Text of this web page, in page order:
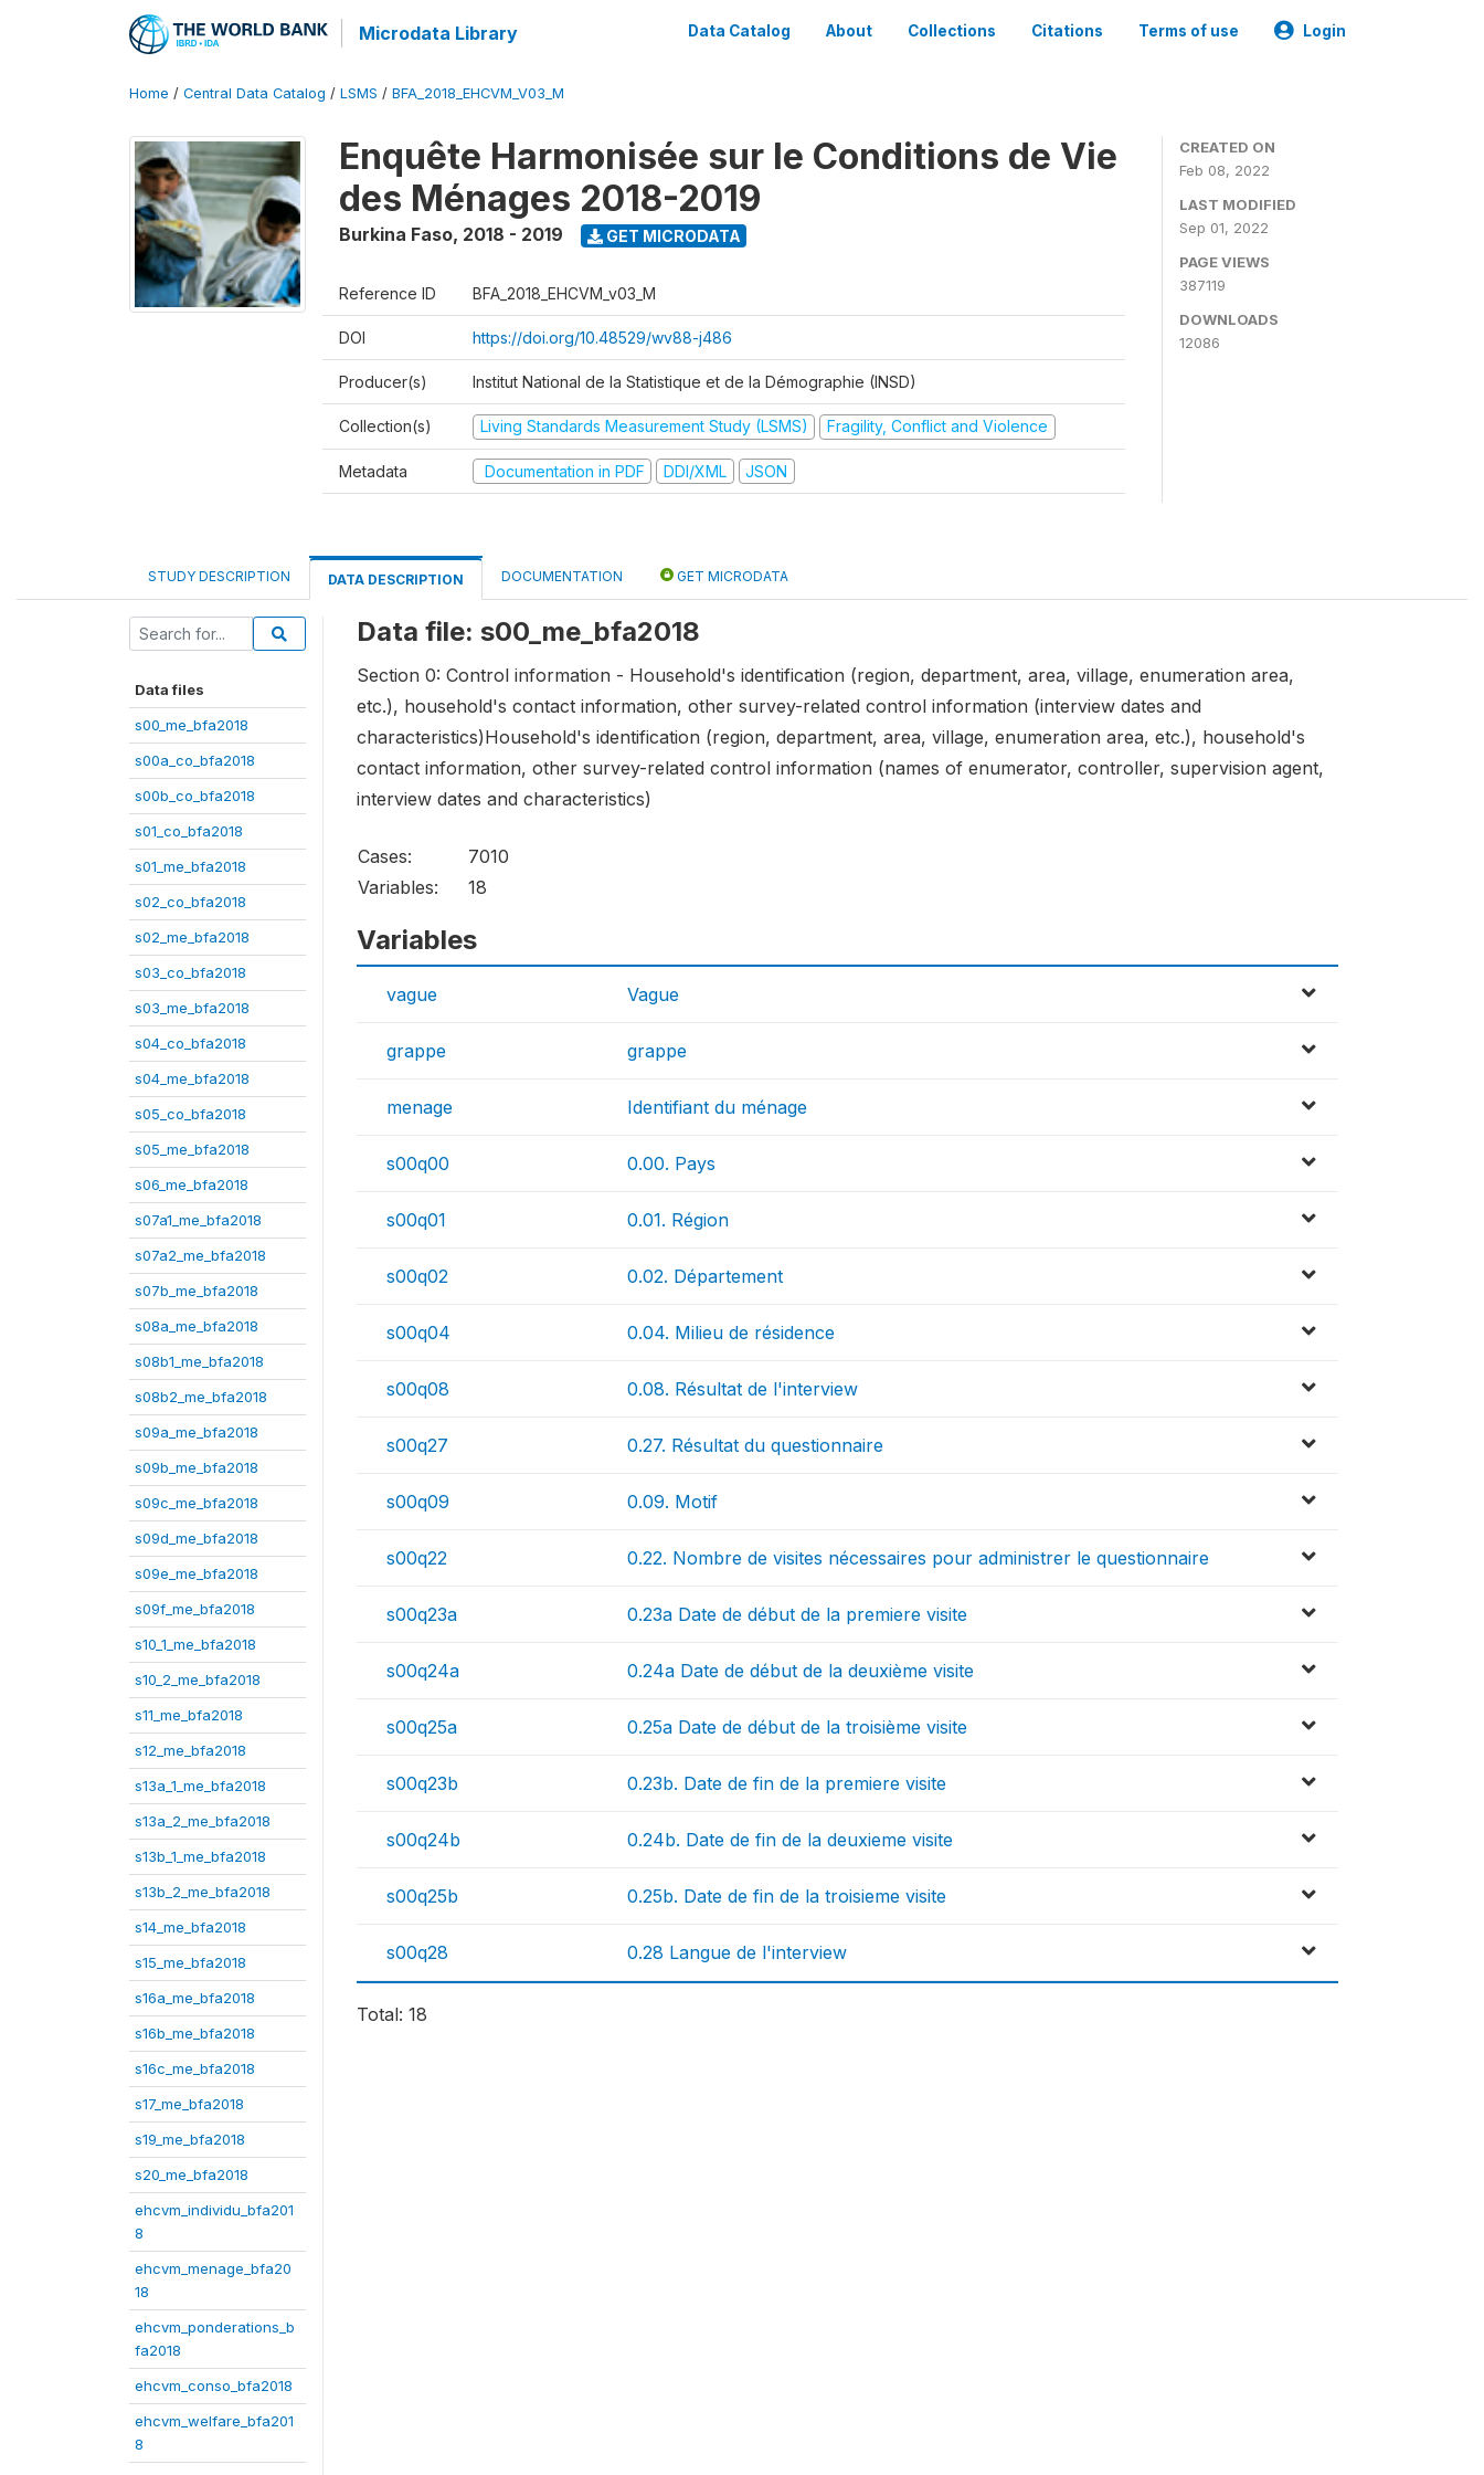
Microdata Library Data Catalog About Collections Citations Terms of use Login
Home / Central Data Catalog / LSMS / BFA_2018_EHCVM_V03_M
Enquête Harmonisée sur le Conditions de Vie
des Ménages 2018-2019
Burkina Faso, 2018 - 2019 GET MICRODATA
Reference ID BFA_2018_EHCVM_v03_M
DOI https://doi.org/10.48529/wv88-j486
Producer(s) Institut National de la Statistique et de la Démographie (INSD)
Collection(s) Living Standards Measurement Study (LSMS) Fragility, Conflict and Violence
Metadata Documentation in PDF DDI/XML JSON
CREATED ON
Feb 08, 2022
LAST MODIFIED
Sep 01, 2022
PAGE VIEWS
387119
DOWNLOADS
12086
STUDY DESCRIPTION DATA DESCRIPTION DOCUMENTATION GET MICRODATA
Data files
s00_me_bfa2018
s00a_co_bfa2018
s00b_co_bfa2018
s01_co_bfa2018
s01_me_bfa2018
s02_co_bfa2018
s02_me_bfa2018
s03_co_bfa2018
s03_me_bfa2018
s04_co_bfa2018
s04_me_bfa2018
s05_co_bfa2018
s05_me_bfa2018
s06_me_bfa2018
s07a1_me_bfa2018
s07a2_me_bfa2018
s07b_me_bfa2018
s08a_me_bfa2018
s08b1_me_bfa2018
s08b2_me_bfa2018
s09a_me_bfa2018
s09b_me_bfa2018
s09c_me_bfa2018
s09d_me_bfa2018
s09e_me_bfa2018
s09f_me_bfa2018
s10_1_me_bfa2018
s10_2_me_bfa2018
s11_me_bfa2018
s12_me_bfa2018
s13a_1_me_bfa2018
s13a_2_me_bfa2018
s13b_1_me_bfa2018
s13b_2_me_bfa2018
s14_me_bfa2018
s15_me_bfa2018
s16a_me_bfa2018
s16b_me_bfa2018
s16c_me_bfa2018
s17_me_bfa2018
s19_me_bfa2018
s20_me_bfa2018
ehcvm_individu_bfa201
8
ehcvm_menage_bfa20
18
ehcvm_ponderations_b
fa2018
ehcvm_conso_bfa2018
ehcvm_welfare_bfa201
8
Data file: s00_me_bfa2018
Section 0: Control information - Household's identification (region, department, area, village, enumeration area,
etc.), household's contact information, other survey-related control information (interview dates and
characteristics)Household's identification (region, department, area, village, enumeration area, etc.), household's
contact information, other survey-related control information (names of enumerator, controller, supervision agent,
interview dates and characteristics)
Cases:
7010
Variables:
18
Variables
vague Vague
grappe grappe
menage Identifiant du ménage
s00q00 0.00. Pays
s00q01 0.01. Région
s00q02 0.02. Département
s00q04 0.04. Milieu de résidence
s00q08 0.08. Résultat de l'interview
s00q27 0.27. Résultat du questionnaire
s00q09 0.09. Motif
s00q22 0.22. Nombre de visites nécessaires pour administrer le questionnaire
s00q23a 0.23a Date de début de la premiere visite
s00q24a 0.24a Date de début de la deuxième visite
s00q25a 0.25a Date de début de la troisième visite
s00q23b 0.23b. Date de fin de la premiere visite
s00q24b 0.24b. Date de fin de la deuxieme visite
s00q25b 0.25b. Date de fin de la troisieme visite
s00q28 0.28 Langue de l'interview
Total: 18